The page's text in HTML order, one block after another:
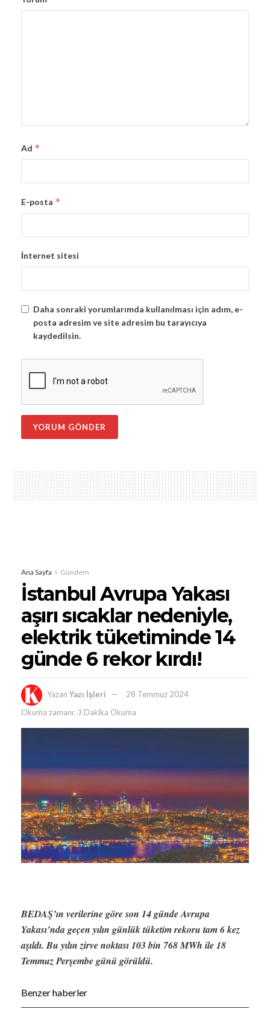
Ad *
E-posta *
İnternet sitesi
Daha sonraki yorumlarımda kullanılması için adım, e-
posta adresim ve site adresim bu tarayıcıya
kaydedilsin.
Ana Sayfa Gündem
İstanbul Avrupa Yakası
aşırı sıcaklar nedeniyle,
elektrik tüketiminde 14
günde 6 rekor kırdı!
Yazan Yazı İşleri
28 Temmuz 2024
Okuma zamanı: 3 Dakika Okuma
BEDAŞ’ın verilerine göre son 14 günde Avrupa
Yakası’nda geçen yılın günlük tüketim rekoru tam 6 kez
aşıldı. Bu yılın zirve noktası 103 bin 768 MWh ile 18
Temmuz Perşembe günü görüldü.
Benzer haberler